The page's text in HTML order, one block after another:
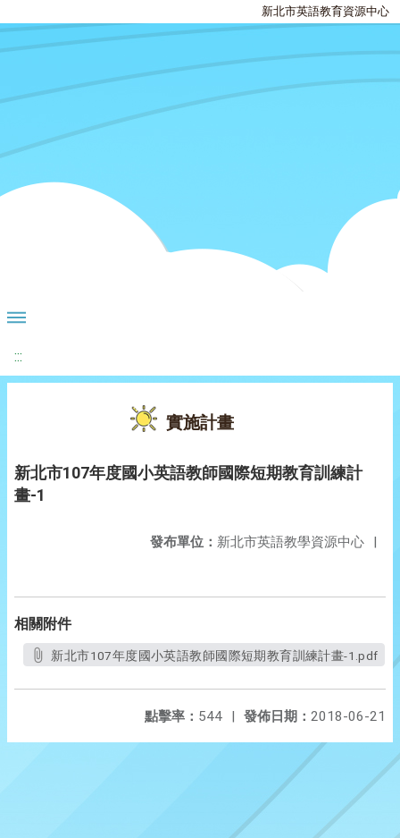
新北市英語教育資源中心
:::
實施計畫
新北市107年度國小英語教師國際短期教育訓練計
畫-1
發布單位： 新北市英語教學資源中心 |
相關附件
新北市107年度國小英語教師國際短期教育訓練計畫-1.pdf
發佈日期： 2018-06-21
點擊率： 544 |